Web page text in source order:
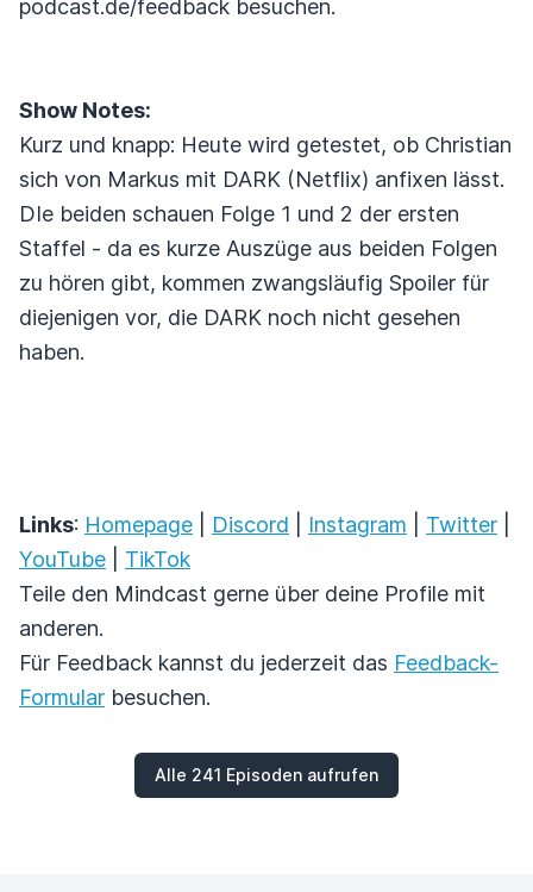
podcast.de/feedback besuchen.
Show Notes:
Kurz und knapp: Heute wird getestet, ob Christian
sich von Markus mit DARK (Netflix) anfixen lässt.
DIe beiden schauen Folge 1 und 2 der ersten
Staffel - da es kurze Auszüge aus beiden Folgen
zu hören gibt, kommen zwangsläufig Spoiler für
diejenigen vor, die DARK noch nicht gesehen
haben.
Links: Homepage Discord Instagram Twitter
YouTube
TikTok
Teile den Mindcast gerne über deine Profile mit
anderen.
Für Feedback kannst du jederzeit das Feedback-
Formular besuchen.
Alle 241 Episoden aufrufen